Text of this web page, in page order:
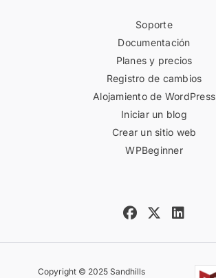
Soporte
Documentación
Planes y precios
Registro de cambios
Alojamiento de WordPress
Iniciar un blog
Crear un sitio web
WPBeginner
Copyright © 2025 Sandhills